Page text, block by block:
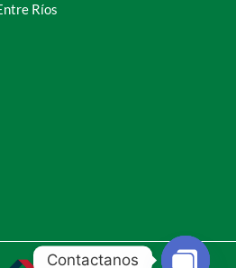
Ríos
Contactanos